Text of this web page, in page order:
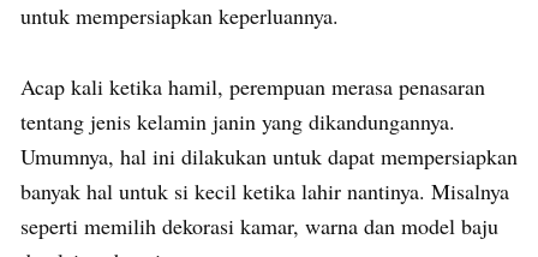
untuk mempersiapkan keperluannya.
Acap kali ketika hamil, perempuan merasa penasaran
tentang jenis kelamin janin yang dikandungannya.
Umumnya, hal ini dilakukan untuk dapat mempersiapkan
banyak hal untuk si kecil ketika lahir nantinya. Misalnya
seperti memilih dekorasi kamar, warna dan model baju